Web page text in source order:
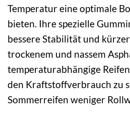
Temperatur eine optimale
bieten. Ihre spezielle
bessere Stabilität und
trockenem und nassem
temperaturabhängige
den Kraftstoffverbrauch zu
Sommerreifen weniger